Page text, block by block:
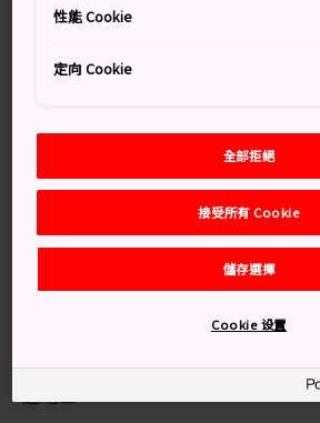
別錯過
富士山、大島和太平洋中伊豆
在火山口練習射箭
從山頂望去可見的伊豆仙人掌動
您可以在伊東站或伊豆高原站搭乘巴
性能 Cookie
定向 Cookie
全部拒絕
接受所有 Cookie
儲存選擇
Cookie 设置